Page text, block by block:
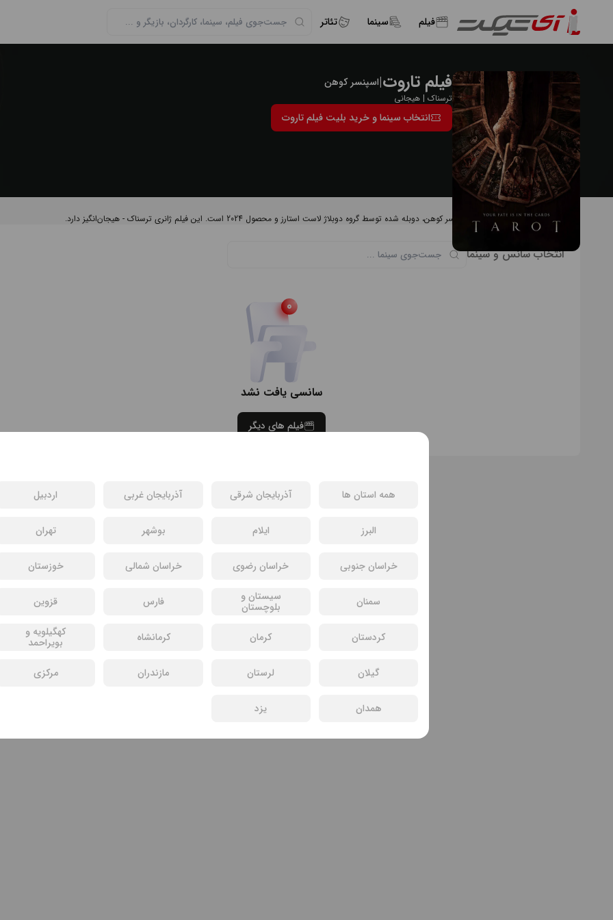
فیلم سینما تئاتر
همه استان ها آذربایجان شرقی آذربایجان غربی اردبیل
البرز ایلام بوشهر تهران
خراسان جنوبی
خراسان رضوی خراسان شمالی خوزستان
سمنان سیستان و
بلوچستان فارس قزوین
کردستان کرمان کرمانشاه کهگیلویه و
بویراحمد
گیلان لرستان مازندران مرکزی
همدان یزد
فیلم تاروت|اسپنسر کوهن
ترسناک | هیجانی
انتخاب سینما و خرید بلیت فیلم تاروت
درباره فیلم تاروت
فیلم تاروت (Tarot) به کارگردانی اسپنسر کوهن، دوبله شده توسط گروه دوبلاژ لاست استارز و محصول 2024 است. این فیلم ژانری ترسناک - هیجان‌انگیز دارد.
انتخاب سانس و سینما
سانسی یافت نشد
فیلم های دیگر